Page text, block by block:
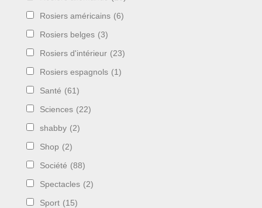
Rosiers américains (6)
Rosiers belges (3)
Rosiers d'intérieur (23)
Rosiers espagnols (1)
Santé (61)
Sciences (22)
shabby (2)
Shop (2)
Société (88)
Spectacles (2)
Sport (15)